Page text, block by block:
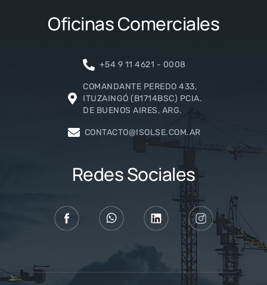
Oficinas Comerciales
+54 9 11 4621 - 0008
COMANDANTE PEREDO 433,
ITUZAINGÓ (B1714BSC) PCIA.
DE BUENOS AIRES, ARG.
CONTACTO@ISOLSE.COM.AR
Redes Sociales